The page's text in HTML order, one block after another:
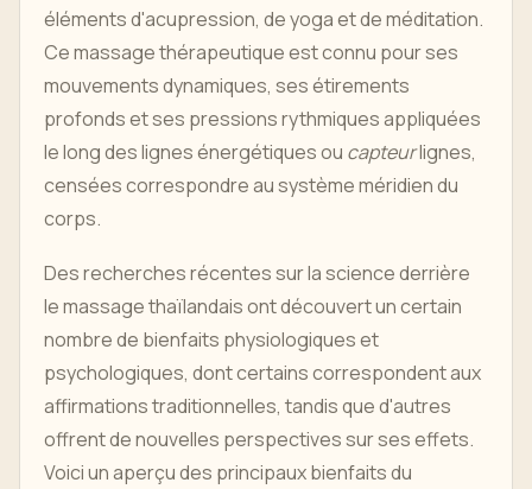
éléments d'acupression, de yoga et de méditation.
Ce massage thérapeutique est connu pour ses
mouvements dynamiques, ses étirements
profonds et ses pressions rythmiques appliquées
le long des lignes énergétiques ou capteurlignes,
censées correspondre au système méridien du
corps.
Des recherches récentes sur la science derrière
le massage thaïlandais ont découvert un certain
nombre de bienfaits physiologiques et
psychologiques, dont certains correspondent aux
affirmations traditionnelles, tandis que d'autres
offrent de nouvelles perspectives sur ses effets.
Voici un aperçu des principaux bienfaits du